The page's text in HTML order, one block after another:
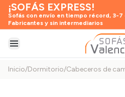
¡SOFÁS EXPRESS!
Sofás con envío en tiempo récord, 3-7
Fabricantes y sin intermediarios
Abrir menú
Inicio/Dormitorio/Cabeceros de